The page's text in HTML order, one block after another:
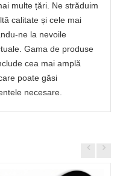
multe țări. Ne străduim
calitate și cele mai
ne la nevoile
Gama de produse
cea mai amplă
poate găsi
necesare.